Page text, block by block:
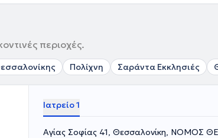
περιοχές.
Πολίχνη Σαράντα Εκκλησιές
Ιατρείο 1
Αγίας Σοφίας 41, Θεσσαλονίκη, ΝΟΜΟΣ